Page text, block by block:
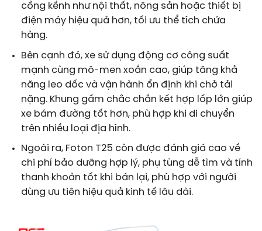
cồng kềnh như nội thất, nông sản hoặc thiết bị
điện máy hiệu quả hơn, tối ưu thể tích chứa
hàng.
Bên cạnh đó, xe sử dụng động cơ công suất
mạnh cùng mô-men xoắn cao, giúp tăng khả
năng leo dốc và vận hành ổn định khi chở tải
nặng. Khung gầm chắc chắn kết hợp lốp lớn giúp
xe bám đường tốt hơn, phù hợp khi di chuyển
trên nhiều loại địa hình.
Ngoài ra, Foton T25 còn được đánh giá cao về
chi phí bảo dưỡng hợp lý, phụ tùng dễ tìm và tính
thanh khoản tốt khi bán lại, phù hợp với người
dùng ưu tiên hiệu quả kinh tế lâu dài.